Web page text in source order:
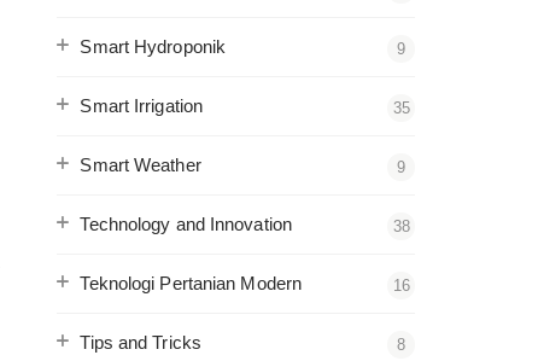
Smart Hydroponik 9
Smart Irrigation 35
Smart Weather 9
Technology and Innovation 38
Teknologi Pertanian Modern 16
Tips and Tricks 8